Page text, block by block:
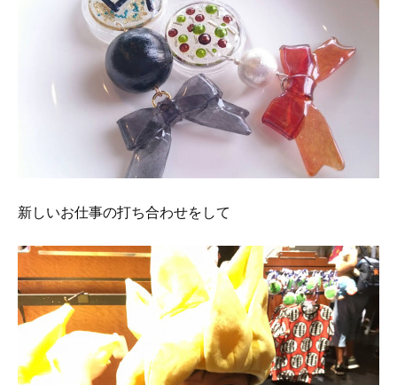
新しいお仕事の打ち合わせをして